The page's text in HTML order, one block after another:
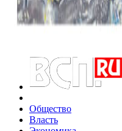
Общество
Власть